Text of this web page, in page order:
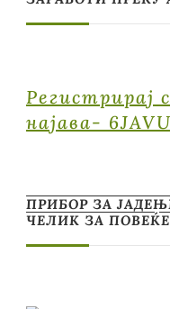
Регистрирај
најава- 6JAVU
ПРИБОР ЗА
ЧЕЛИК ЗА